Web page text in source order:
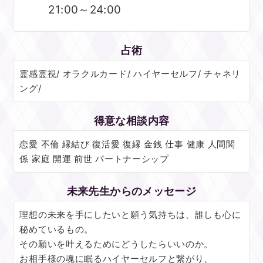
21:00～24:00
占術
霊感霊視/ オラクルカード/ ハイヤーセルフ/ チャネリ
ング/
得意な相談内容
恋愛 不倫 縁結び 復活愛 復縁 金銭 仕事 健康 人間関
係 家庭 開運 前世 パートナーシップ
未来先生からのメッセージ
理想の未来を手にしたいと願う気持ちは、誰しも心に
秘めているもの。
その願いを叶えるためにどうしたらいいのか。
お相手様の魂に眠るハイヤーセルフと繋がり、